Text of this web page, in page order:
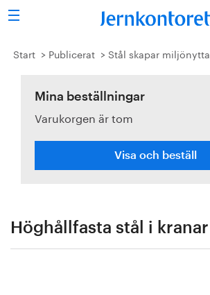
Sök
Stålindustrin
Vision 2050
Forskning/utbildning
Publicerat
Start Publicerat Stål skapar miljönytta
Mina beställningar
Varukorgen är tom
Visa och beställ
Höghållfasta stål i kranar